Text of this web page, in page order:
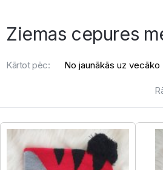
Ziemas cepures
Kārtot pēc: